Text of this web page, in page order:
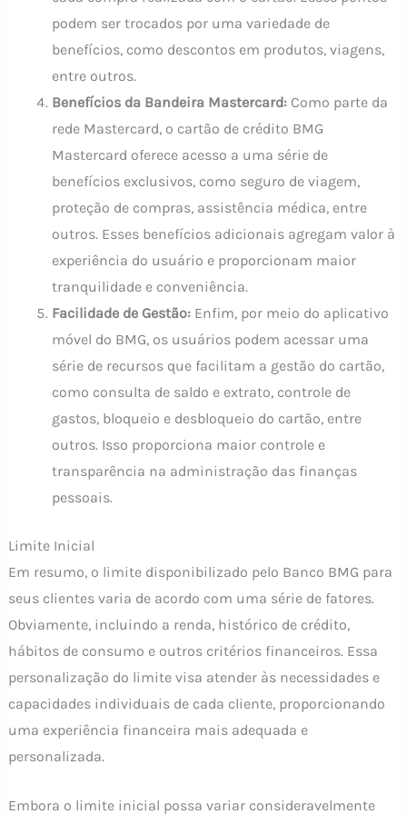
podem ser trocados por uma variedade de
benefícios, como descontos em produtos, viagens,
entre outros.
Benefícios da Bandeira Mastercard:Como parte da
rede Mastercard, o cartão de crédito BMG
Mastercard oferece acesso a uma série de
benefícios exclusivos, como seguro de viagem,
proteção de compras, assistência médica, entre
outros. Esses benefícios adicionais agregam valor à
experiência do usuário e proporcionam maior
tranquilidade e conveniência.
Facilidade de Gestão:Enfim, por meio do aplicativo
móvel do BMG, os usuários podem acessar uma
série de recursos que facilitam a gestão do cartão,
como consulta de saldo e extrato, controle de
gastos, bloqueio e desbloqueio do cartão, entre
outros. Isso proporciona maior controle e
transparência na administração das finanças
pessoais.
Limite Inicial
Em resumo, o limite disponibilizado pelo Banco BMG para
seus clientes varia de acordo com uma série de fatores.
Obviamente, incluindo a renda, histórico de crédito,
hábitos de consumo e outros critérios financeiros. Essa
personalização do limite visa atender às necessidades e
capacidades individuais de cada cliente, proporcionando
uma experiência financeira mais adequada e
personalizada.
Embora o limite inicial possa variar consideravelmente